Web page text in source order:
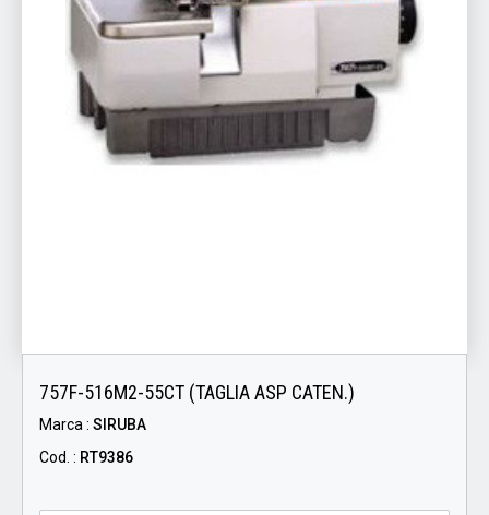
757F-516M2-55CT (TAGLIA ASP CATEN.)
Marca : SIRUBA
Cod. : RT9386